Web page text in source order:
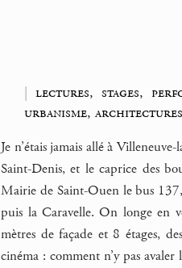
| lectures, stages,
urbanisme, architectures
Je n’étais jamais allé à
Saint-Denis, et le caprice des
Mairie de Saint-Ouen le bus
puis la Caravelle. On longe en
mètres de façade et 8 étages,
cinéma : comment n’y pas